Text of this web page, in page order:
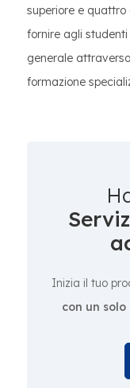
superiore e
fornire agli
generale
formazione
Inizia il tuo
con un solo